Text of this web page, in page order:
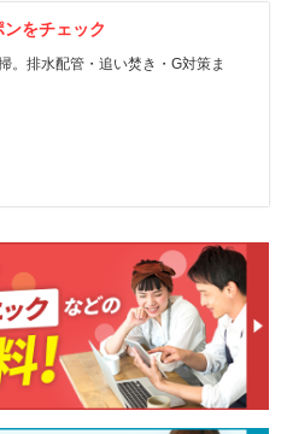
をチェック
。排水配管・追い焚き・G対策ま